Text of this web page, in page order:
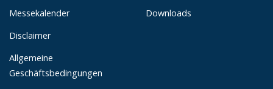
Messekalender
Disclaimer
Allgemeine
Geschäftsbedingungen
Downloads